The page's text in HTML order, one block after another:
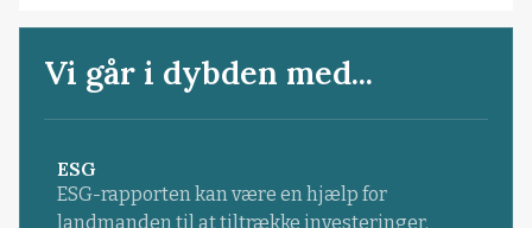
Vi går i dybden med...
ESG
ESG-rapporten kan være en hjælp for
landmanden til at tiltrække investeringer.